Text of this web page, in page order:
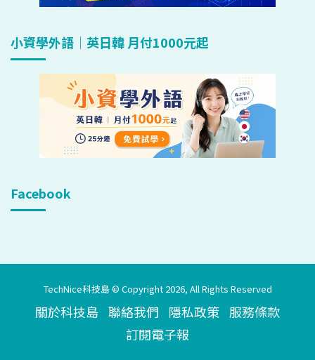
小資學外語｜英日韓 月付1000元起
Facebook
TechNice科技島 © Copyright 2026, All Rights Reserved
關於科技島 聯絡我們 隱私政策 服務條款
訂閱電子報